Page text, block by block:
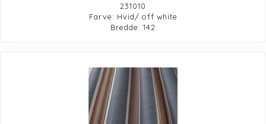
231010
Farve: Hvid/ off white
Bredde: 142